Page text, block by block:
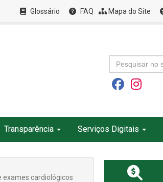
Glossário FAQ Mapa do Site
Transparência Serviços Digitais
exames cardiológicos